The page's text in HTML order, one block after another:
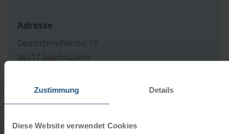
Zustimmung Details
Diese Website verwendet Cookies
Adresse
Deutschmühlental 19
66117 Saarbrücken